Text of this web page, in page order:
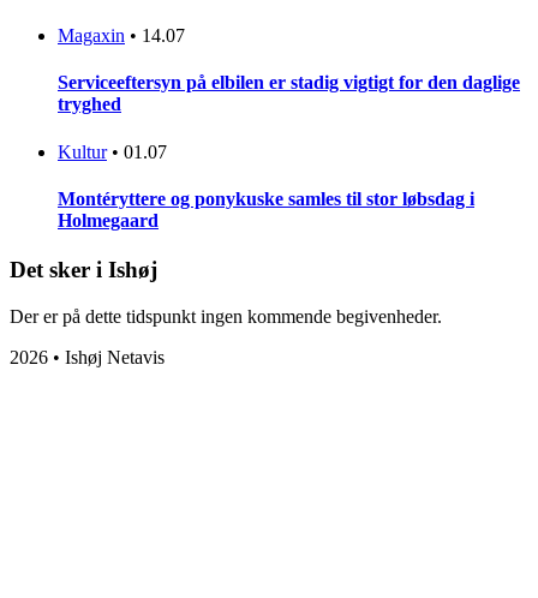
Magaxin • 14.07
Serviceeftersyn på elbilen er stadig vigtigt for den daglige
tryghed
Kultur • 01.07
Montéryttere og ponykuske samles til stor løbsdag i
Holmegaard
Det sker i Ishøj
Der er på dette tidspunkt ingen kommende begivenheder.
2026 • Ishøj Netavis